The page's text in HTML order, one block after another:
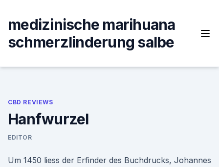
content
medizinische marihuana
schmerzlinderung salbe
CBD REVIEWS
Hanfwurzel
EDITOR
Um 1450 liess der Erfinder des Buchdrucks, Johannes